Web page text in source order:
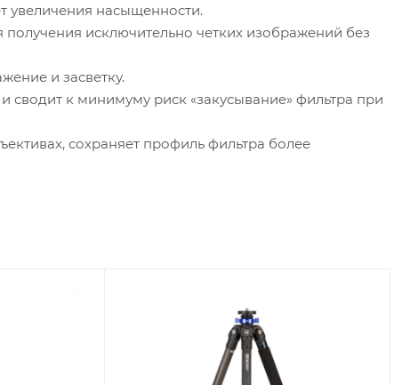
увеличения насыщенности.
исключительно четких изображений без
и засветку.
сводит к минимуму риск «закусывание» фильтра при
сохраняет профиль фильтра более